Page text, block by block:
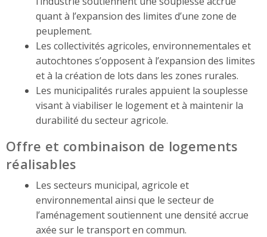
quant à l’expansion des limites d’une zone de
peuplement.
Les collectivités agricoles, environnementales et
autochtones s’opposent à l’expansion des limites
et à la création de lots dans les zones rurales.
Les municipalités rurales appuient la souplesse
visant à viabiliser le logement et à maintenir la
durabilité du secteur agricole.
Offre et combinaison de logements
réalisables
Les secteurs municipal, agricole et
environnemental ainsi que le secteur de
l’aménagement soutiennent une densité accrue
axée sur le transport en commun.